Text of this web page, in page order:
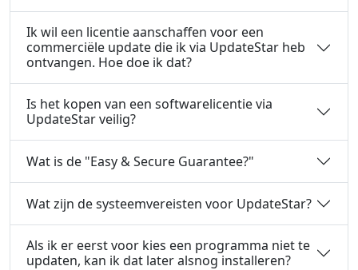
Ik wil een licentie aanschaffen voor een
commerciële update die ik via UpdateStar heb
ontvangen. Hoe doe ik dat?
Is het kopen van een softwarelicentie via
UpdateStar veilig?
Wat is de "Easy & Secure Guarantee?"
Wat zijn de systeemvereisten voor UpdateStar?
Als ik er eerst voor kies een programma niet te
updaten, kan ik dat later alsnog installeren?